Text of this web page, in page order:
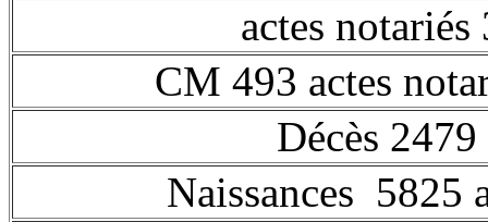
actes
CM 493 actes
Décès
Naissances 5825